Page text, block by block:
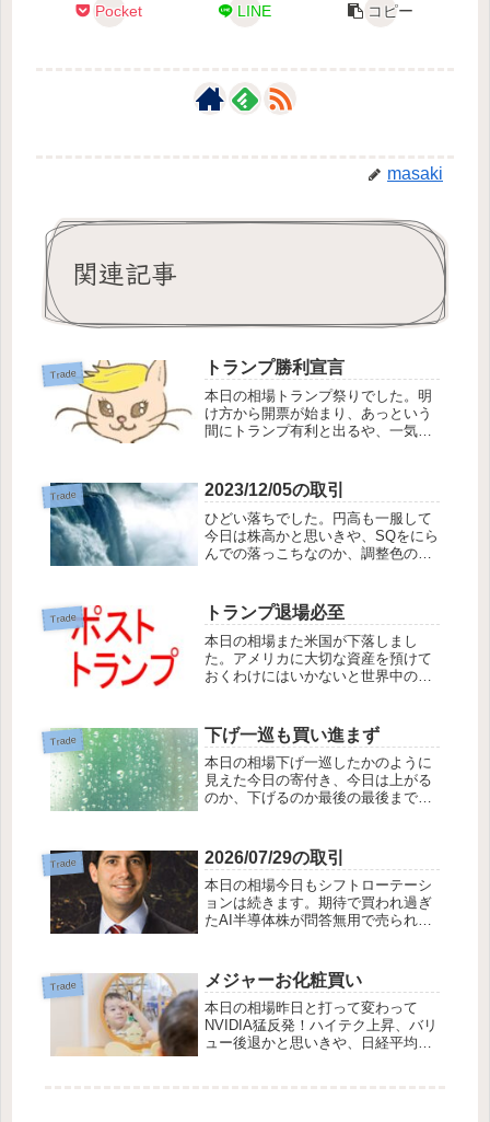
Pocket LINE コピー
masaki
関連記事
Trade トランプ勝利宣言
本日の相場トランプ祭りでした。明
け方から開票が始まり、あっという
間にトランプ有利と出るや、一気に
やかれたようです。インパクトの強
いトランプさん。彼のさじ加減で大
きく上下する４年...
Trade 2023/12/05の取引
ひどい落ちでした。円高も一服して
今日は株高かと思いきや、SQをにら
んでの落っこちなのか、調整色の強
っており、大きく買い向かうことは
できませんでした。4414 フレクトな
ど、四季...
Trade トランプ退場必至
本日の相場また米国が下落しまし
た。アメリカに大切な資産を預けて
おくわけにはいかないと世界中の資
悪くはないのですが、本命は欧州の
ようです。また、株から金へのシフ
トも行われているよ...
Trade 下げ一巡も買い進まず
本日の相場下げ一巡したかのように
見えた今日の寄付き、今日は上がる
のか、下げるのか最後の最後まで分
したいというトレーダーの勢力の方
が強かったようです。来週は日銀政
策決定会合にFO...
Trade 2026/07/29の取引
本日の相場今日もシフトローテーシ
ョンは続きます。期待で買われ過ぎ
たAI半導体株が問答無用で売られて
おります。追い証なんて声も聞こえ
てきます。もう一段、もう二段くる
でしょうか。ま...
Trade メジャーお化粧買い
本日の相場昨日と打って変わって
NVIDIA猛反発！ハイテク上昇、バリ
ュー後退かと思いきや、日経平均が